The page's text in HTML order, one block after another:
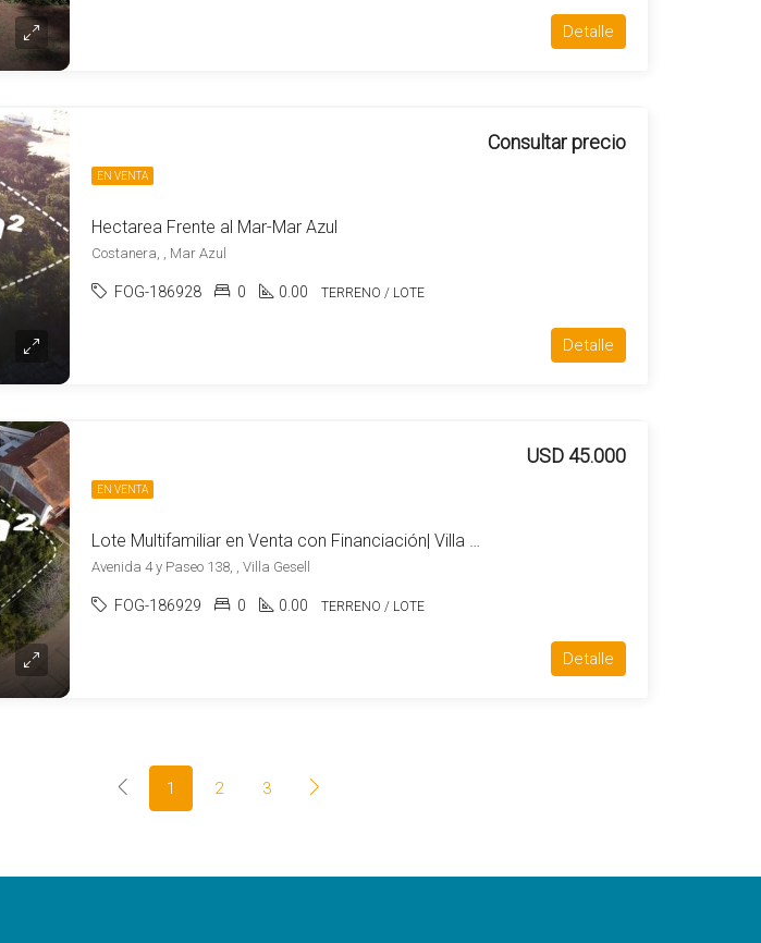
Detalle
EN VENTA
Hectarea Frente al Mar-Mar Azul
Consultar precio
Costanera, , Mar Azul
FOG-186928 0 0.00 TERRENO / LOTE
Detalle
EN VENTA
Lote Multifamiliar en Venta con Financiación| Villa Gesell – Zona Sur
USD 45.000
Avenida 4 y Paseo 138, , Villa Gesell
FOG-186929 0 0.00 TERRENO / LOTE
Detalle
1 2 3